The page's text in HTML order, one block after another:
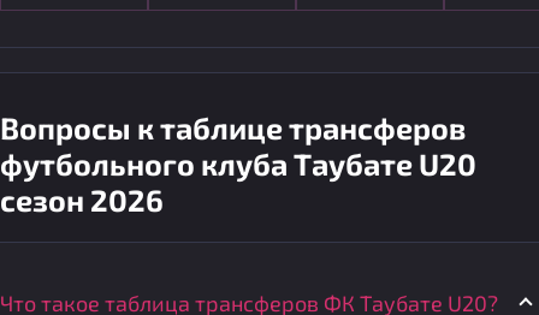
Вопросы к таблице трансферов
футбольного клуба Таубате U20
сезон 2026
Что такое таблица трансферов ФК Таубате U20?